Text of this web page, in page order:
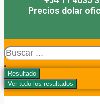
Precios dolar
Search
...
Resultado
Ver todo los resultados